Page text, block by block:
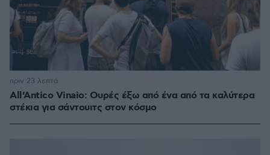
All’Antico Vinaio: Ουρές έξω από ένα από τα καλύτερα
στέκια για σάντουιτς στον κόσμο
πριν 23 λεπτά